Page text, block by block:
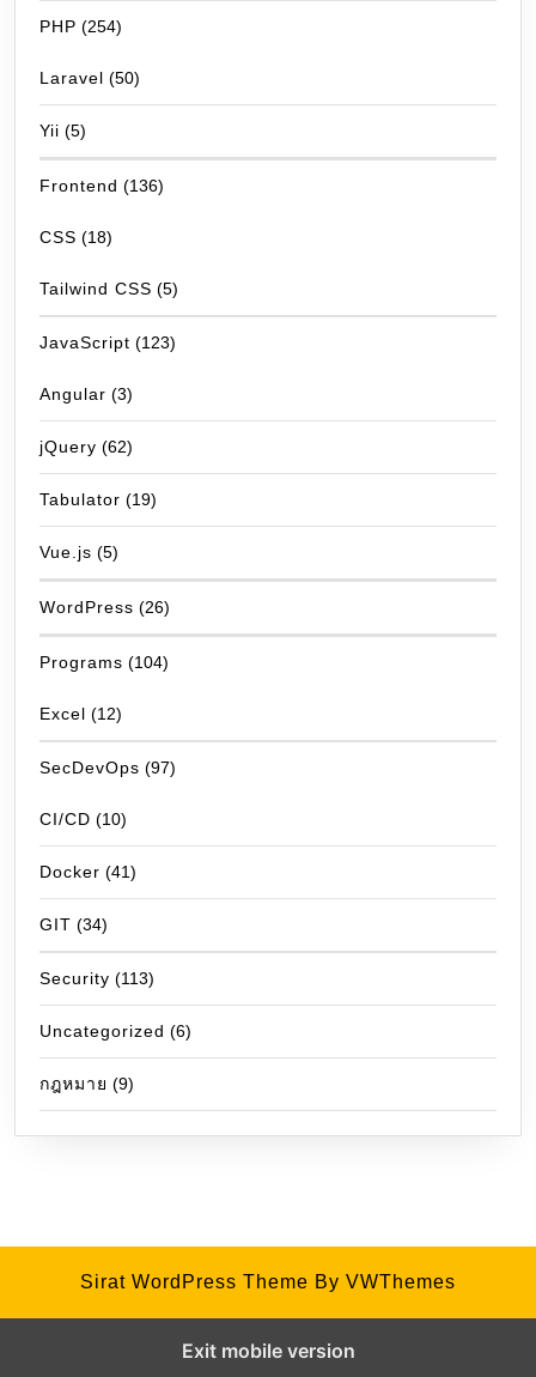
PHP (254)
Laravel (50)
Yii (5)
Frontend (136)
CSS (18)
Tailwind CSS (5)
JavaScript (123)
Angular (3)
jQuery (62)
Tabulator (19)
Vue.js (5)
WordPress (26)
Programs (104)
Excel (12)
SecDevOps (97)
CI/CD (10)
Docker (41)
GIT (34)
Security (113)
Uncategorized (6)
กฎหมาย (9)
Sirat WordPress Theme By VWThemes
Exit mobile version